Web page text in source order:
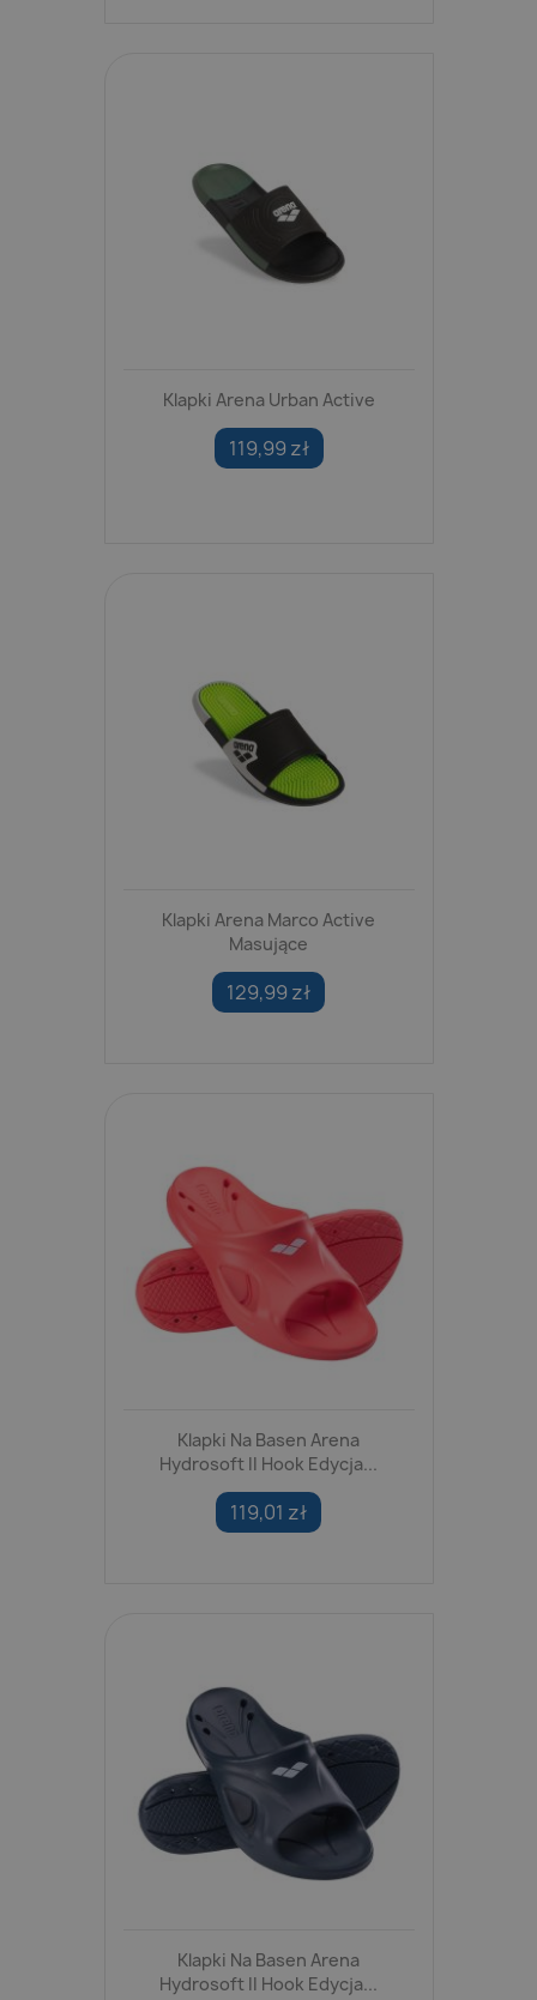
Klapki Arena Urban Active
119,99 zł
Klapki Arena Marco Active
Masujące
129,99 zł
Klapki Na Basen Arena
Hydrosoft II Hook Edycja...
119,01 zł
Klapki Na Basen Arena
Hydrosoft II Hook Edycja...